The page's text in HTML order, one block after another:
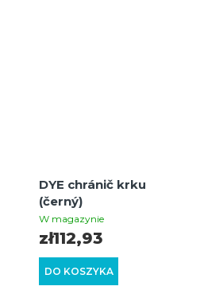
DYE chránič krku
(černý)
W magazynie
DO KOSZYKA
zł112,93